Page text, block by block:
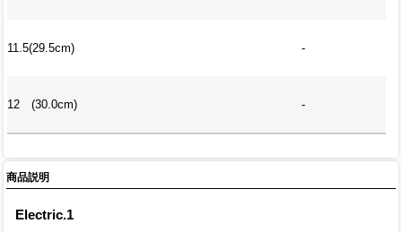
11.5(29.5cm) -
12 (30.0cm) -
商品説明
Electric.1